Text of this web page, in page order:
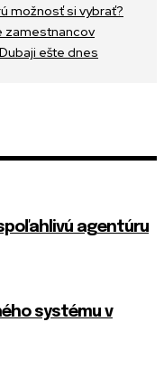
možnosť si vybrať?
zamestnancov
ešte dnes
agentúru
systému v